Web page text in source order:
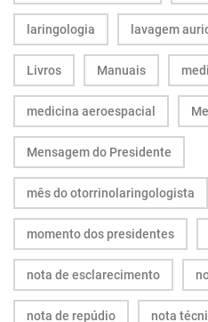
laringologia lavagem
Livros Manuais
medicina aeroespacial
Mensagem do Presidente
mês do otorrinolaringologista
momento dos presidentes
nota de esclarecimento
nota de repúdio nota